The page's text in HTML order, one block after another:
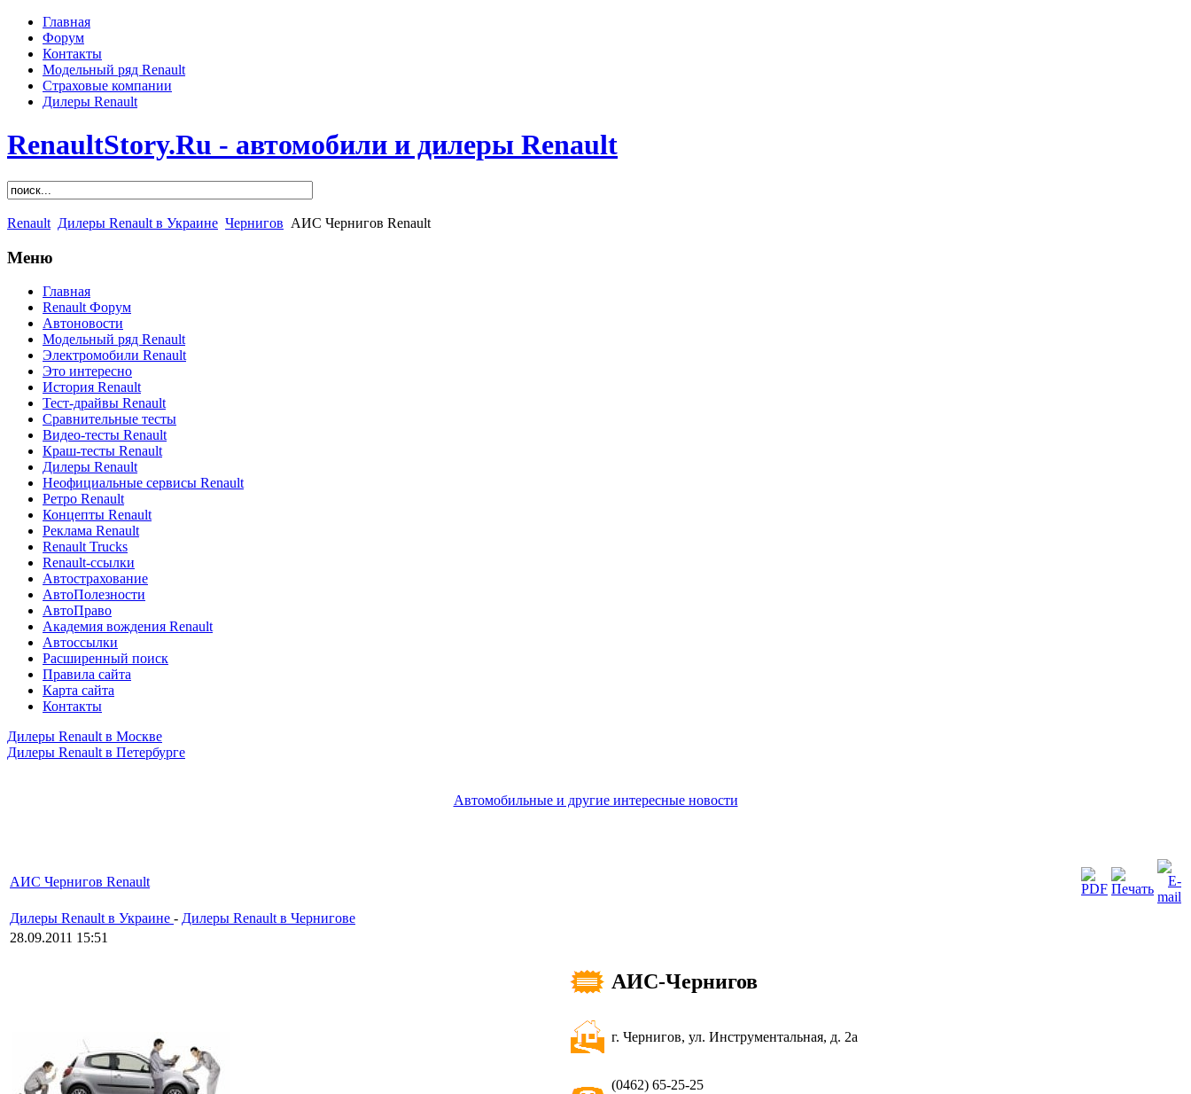
Главная
Форум
Контакты
Модельный ряд Renault
Страховые компании
Дилеры Renault
RenaultStory.Ru - автомобили и дилеры Renault
Renault Дилеры Renault в Украине Чернигов АИС Чернигов Renault
Меню
Главная
Renault Форум
Автоновости
Модельный ряд Renault
Электромобили Renault
Это интересно
История Renault
Тест-драйвы Renault
Сравнительные тесты
Видео-тесты Renault
Краш-тесты Renault
Дилеры Renault
Неофициальные сервисы Renault
Ретро Renault
Концепты Renault
Реклама Renault
Renault Trucks
Renault-ссылки
Автострахование
АвтоПолезности
АвтоПраво
Академия вождения Renault
Автоссылки
Расширенный поиск
Правила сайта
Карта сайта
Контакты
Дилеры Renault в Москве
Дилеры Renault в Петербурге
Автомобильные и другие интересные новости
АИС Чернигов Renault
Дилеры Renault в Украине - Дилеры Renault в Чернигове
28.09.2011 15:51
АИС-Чернигов
г. Чернигов, ул. Инструментальная, д. 2а
(0462) 65-25-25